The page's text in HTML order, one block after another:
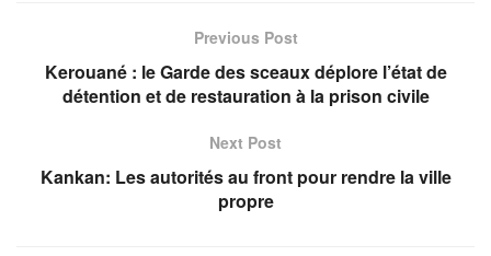
Previous Post
Kerouané : le Garde des sceaux déplore l’état de
détention et de restauration à la prison civile
Next Post
Kankan: Les autorités au front pour rendre la ville
propre